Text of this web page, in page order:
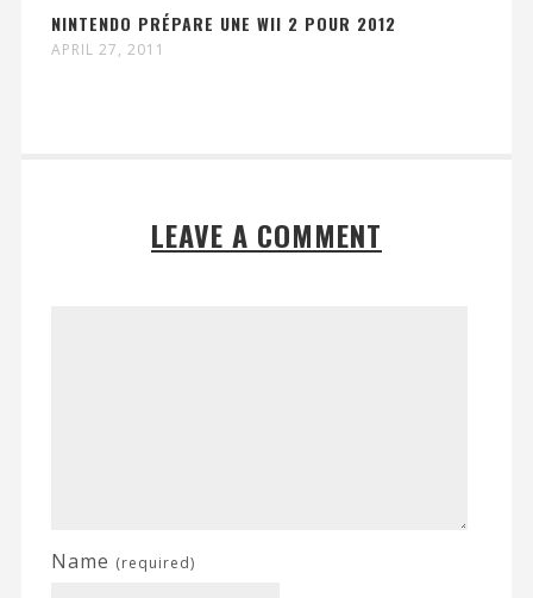
NINTENDO PRÉPARE UNE WII 2 POUR 2012
APRIL 27, 2011
LEAVE A COMMENT
Name (required)